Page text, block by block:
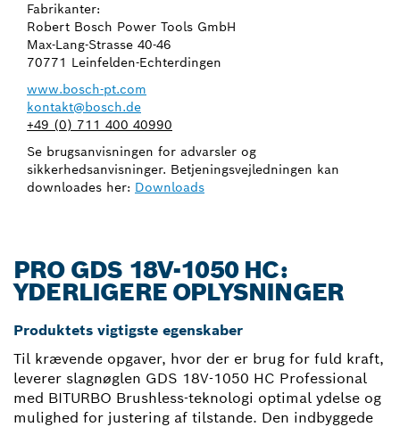
Fabrikanter:
Robert Bosch Power Tools GmbH
Max-Lang-Strasse 40-46
70771 Leinfelden-Echterdingen
www.bosch-pt.com
kontakt@bosch.de
+49 (0) 711 400 40990
Se brugsanvisningen for advarsler og
sikkerhedsanvisninger. Betjeningsvejledningen kan
downloades her: Downloads
PRO GDS 18V-1050 HC:
YDERLIGERE OPLYSNINGER
Produktets vigtigste egenskaber
Til krævende opgaver, hvor der er brug for fuld kraft,
leverer slagnøglen GDS 18V-1050 HC Professional
med BITURBO Brushless-teknologi optimal ydelse og
mulighed for justering af tilstande. Den indbyggede